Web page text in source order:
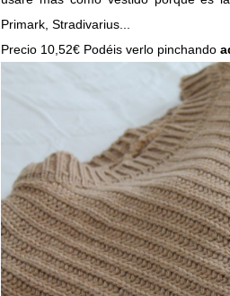
Primark, Stradivarius...
Precio 10,52€ Podéis verlo pinchando